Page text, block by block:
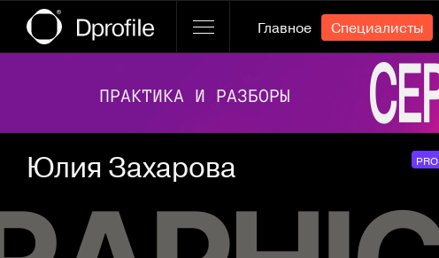
Главное Специалисты
Юлия Захарова PRO